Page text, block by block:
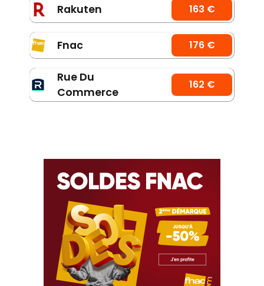
Rakuten 163 €
Fnac 176 €
Rue Du
Commerce
162 €